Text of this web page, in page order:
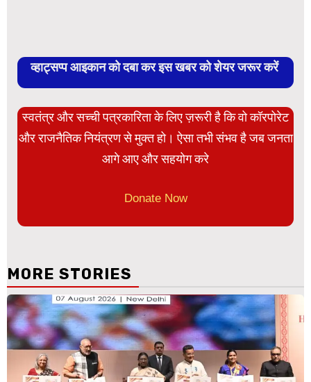
व्हाट्सप्प आइकान को दबा कर इस खबर को शेयर जरूर करें
स्वतंत्र और सच्ची पत्रकारिता के लिए ज़रूरी है कि वो कॉरपोरेट
और राजनैतिक नियंत्रण से मुक्त हो। ऐसा तभी संभव है जब जनता
आगे आए और सहयोग करे
Donate Now
MORE STORIES